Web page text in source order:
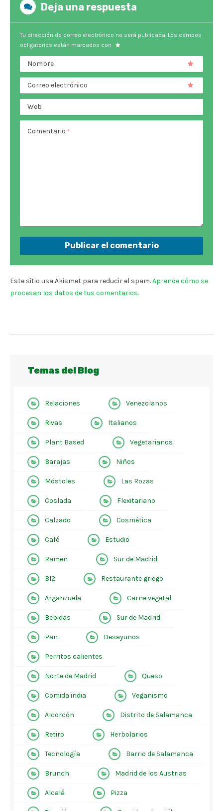
Deja una respuesta
Tu dirección de correo electrónico no será publicada. Los campos
obligatorios están marcados con
Nombre
Correo electrónico
Web
Comentario *
Este sitio usa Akismet para reducir el spam.Aprende cómo se
procesan los datos de tus comentarios.
Temas del Blog
Relaciones Venezolanos
Rivas Italianos
Plant Based Vegetarianos
Barajas Niños
Móstoles Las Rozas
Coslada Flexitariano
Calzado Cosmética
Café Estudio
Ramen Sur de Madrid
B12 Restaurante griego
Arganzuela Carne vegetal
Bebidas Sur de Madrid
Pan Desayunos
Perritos calientes
Norte de Madrid Queso
Comida india Veganismo
Alcorcón Distrito de Salamanca
Retiro Herbolarios
Tecnología Barrio de Salamanca
Brunch Madrid de los Austrias
Alcalá Pizza